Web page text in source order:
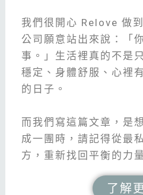
我們很開心 Relove 做
公司願意站出來說：「
事。」生活裡真的不是
穩定、身體舒服、心裡
的日子。
而我們寫這篇文章，是
成一團時，請記得從最
方，重新找回平衡的力
了解